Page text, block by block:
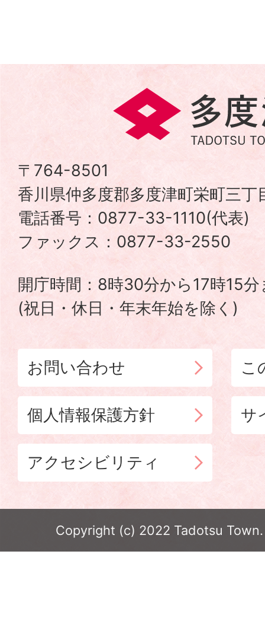
多
度
町
TADOTSU
TOWN
〒764-8501
香川県仲多度郡多度津町栄町三
電話番号：0877-33-1110(代表)
ファックス：0877-33-2550
開庁時間：8時30分から17時15分
(祝日・休日・年末年始を除く)
お問い合わせ こ
個人情報保護方針 サ
アクセシビリティ
Copyright (c) 2022 Tadotsu